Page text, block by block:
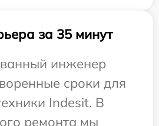
за 35 минут
инженер
сроки для
Indesit. В
ремонта мы